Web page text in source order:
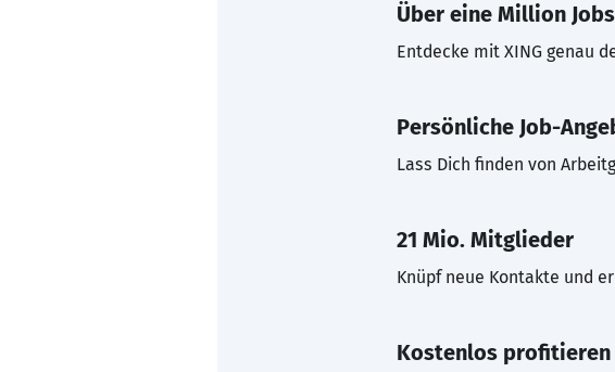
Über eine Million Jobs
Entdecke mit XING genau
Persönliche Job-
Lass Dich finden von
21 Mio. Mitglieder
Knüpf neue Kontakte und
Kostenlos profitieren